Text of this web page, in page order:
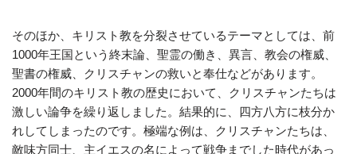
そのほか、キリスト教を分裂させているテーマとしては、前
1000年王国という終末論、聖霊の働き、異言、教会の権威、
聖書の権威、クリスチャンの救いと奉仕などがあります。
2000年間のキリスト教の歴史において、クリスチャンたちは
激しい論争を繰り返しました。結果的に、四方八方に枝分か
れしてしまったのです。極端な例は、クリスチャンたちは、
敵味方同士、主イエスの名によって戦争までした時代があっ